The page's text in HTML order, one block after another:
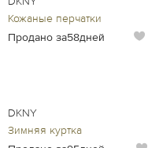
Кожаные перчатки
Продано за58дней
DKNY
Зимняя куртка